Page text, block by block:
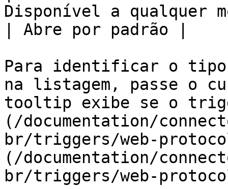
Disponível a qualquer
| Abre por padrão |
Para identificar o
na listagem, passe o
tooltip exibe se o
(/documentation/
br/triggers/web-
(/documentation/
br/triggers/web-